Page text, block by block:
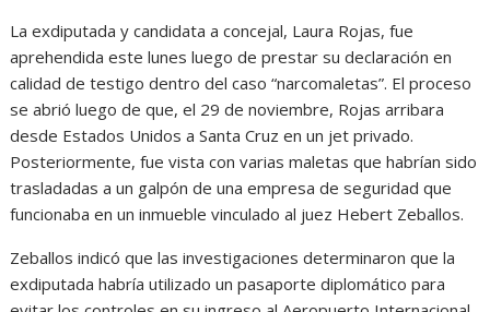
La exdiputada y candidata a concejal, Laura Rojas, fue
aprehendida este lunes luego de prestar su declaración en
calidad de testigo dentro del caso “narcomaletas”. El proceso
se abrió luego de que, el 29 de noviembre, Rojas arribara
desde Estados Unidos a Santa Cruz en un jet privado.
Posteriormente, fue vista con varias maletas que habrían sido
trasladadas a un galpón de una empresa de seguridad que
funcionaba en un inmueble vinculado al juez Hebert Zeballos.
Zeballos indicó que las investigaciones determinaron que la
exdiputada habría utilizado un pasaporte diplomático para